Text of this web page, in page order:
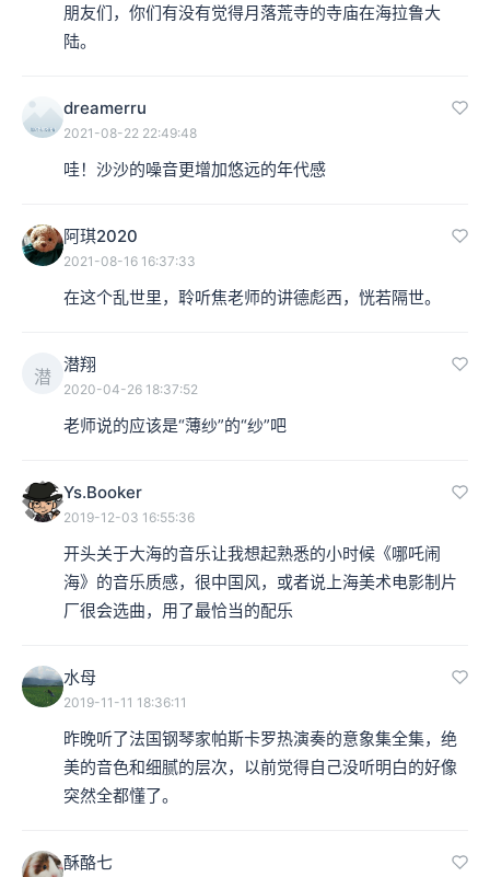
第一次世界大战的爆发，他的作品又展现出新的方向。
作品之一，三首交响素描《大海》。在上集节目中，我谈
要点出德彪西创作的两大特色。
第一，他不喜欢受限制，更不喜欢跟随传统。总之，他就
上交响素描的副标题，很可能就是因为德彪西不希望别人
朋友们，你们有没有觉得月落荒寺的寺庙在海拉鲁大
陆。
dreamerru
2021-08-22 22:49:48
哇！沙沙的噪音更增加悠远的年代感
阿琪2020
2021-08-16 16:37:33
在这个乱世里，聆听焦老师的讲德彪西，恍若隔世。
潜
潜翔
2020-04-26 18:37:52
老师说的应该是“薄纱”的“纱”吧
Ys.Booker
2019-12-03 16:55:36
开头关于大海的音乐让我想起熟悉的小时候《哪吒闹
海》的音乐质感，很中国风，或者说上海美术电影制片
厂很会选曲，用了最恰当的配乐
水母
2019-11-11 18:36:11
昨晚听了法国钢琴家帕斯卡罗热演奏的意象集全集，绝
美的音色和细腻的层次，以前觉得自己没听明白的好像
突然全都懂了。
酥酪七